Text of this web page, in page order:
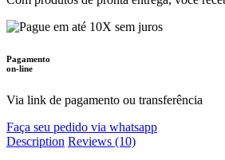
Pagamento
on-line
Via link de pagamento ou transferência
Faça seu pedido via whatsapp
Description Reviews (10)